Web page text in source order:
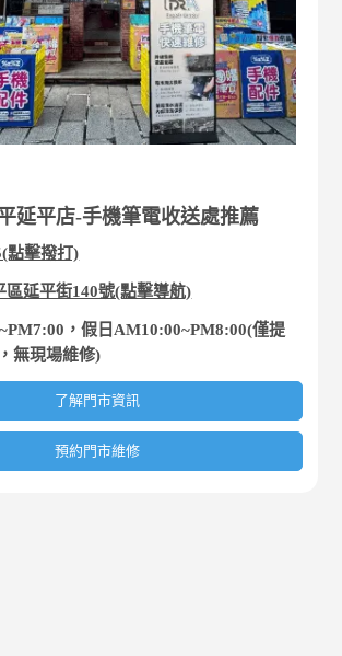
延平店-手機筆電收送處推薦
點擊撥打)
區延平街140號(點擊導航)
，假日AM10:00~PM8:00(僅提
無現場維修)
了解門市資訊
預約門市維修